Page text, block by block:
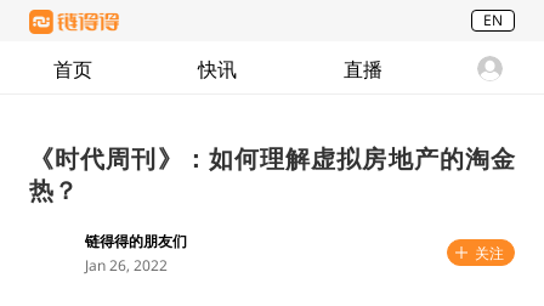
EN
首页 快讯 直播
《时代周刊》：如何理解虚拟房地产的淘金
热？
链得得的朋友们
Jan 26, 2022
关注